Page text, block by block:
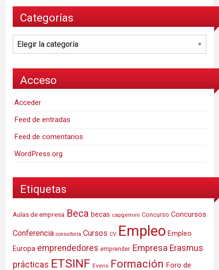
Categorías
Categorías
Acceso
Acceder
Feed de entradas
Feed de comentarios
WordPress.org
Etiquetas
Aulas de empresa Beca becas capgemini Concurso Concursos
Conferencia consultoria Cursos CV Empleo Empleo
Europa emprendedores emprender Empresa Erasmus
prácticas ETSINF Everis Formación Foro de